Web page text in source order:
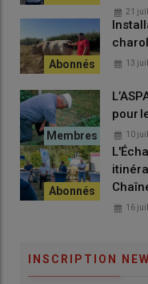
21
13
pour
10
16
INSCRIPTION